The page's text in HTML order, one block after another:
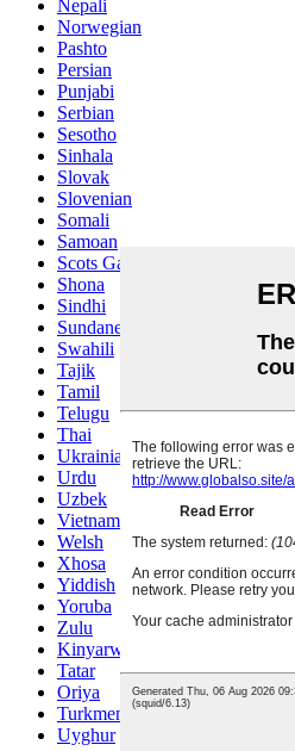
Nepali
Norwegian
Pashto
Persian
Punjabi
Serbian
Sesotho
Sinhala
Slovak
Slovenian
Somali
Samoan
Scots Gaelic
Shona
Sindhi
Sundanese
Swahili
Tajik
Tamil
Telugu
Thai
Ukrainian
Urdu
Uzbek
Vietnamese
Welsh
Xhosa
Yiddish
Yoruba
Zulu
Kinyarwanda
Tatar
Oriya
Turkmen
Uyghur